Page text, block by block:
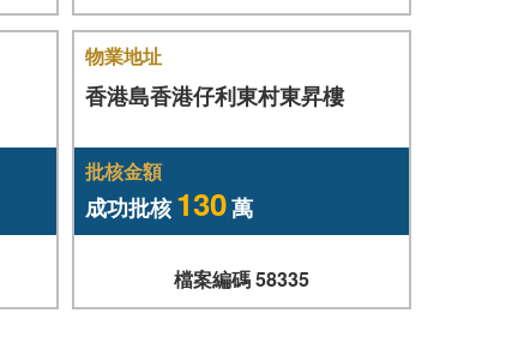
物業地址
香港島香港仔利東村東昇樓
批核金額
成功批核130萬
檔案編碼 58335